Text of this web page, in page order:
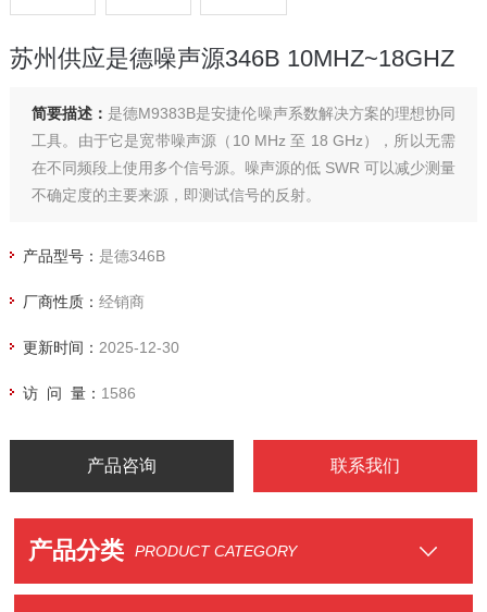
苏州供应是德噪声源346B 10MHZ~18GHZ
简要描述： 是德M9383B是安捷伦噪声系数解决方案的理想协同
工具。由于它是宽带噪声源（10 MHz 至 18 GHz），所以无需
在不同频段上使用多个信号源。噪声源的低 SWR 可以减少测量
不确定度的主要来源，即测试信号的反射。
产品型号： 是德346B
厂商性质： 经销商
更新时间： 2025-12-30
访 问 量： 1586
产品咨询 联系我们
产品分类 PRODUCT CATEGORY